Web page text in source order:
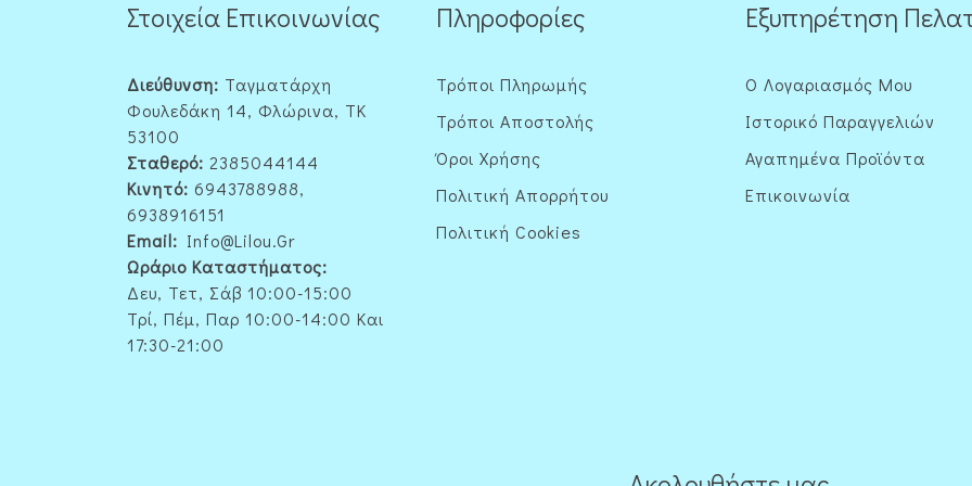
Στοιχεία Επικοινωνίας
Διεύθυνση: Ταγματάρχη
Φουλεδάκη 14, Φλώρινα, ΤΚ
53100
Σταθερό: 2385044144
Κινητό: 6943788988,
6938916151
Email: Info@lilou.gr
Ωράριο Καταστήματος:
Δευ, Τετ, Σάβ 10:00-15:00
Τρί, Πέμ, Παρ 10:00-14:00 Και
17:30-21:00
Πληροφορίες
Τρόποι Πληρωμής
Τρόποι Αποστολής
Όροι Χρήσης
Πολιτική Απορρήτου
Πολιτική Cookies
Εξυπηρέτηση
Ο Λογαριασμός Μου
Ιστορικό Παραγγελιών
Αγαπημένα Προϊόντα
Επικοινωνία